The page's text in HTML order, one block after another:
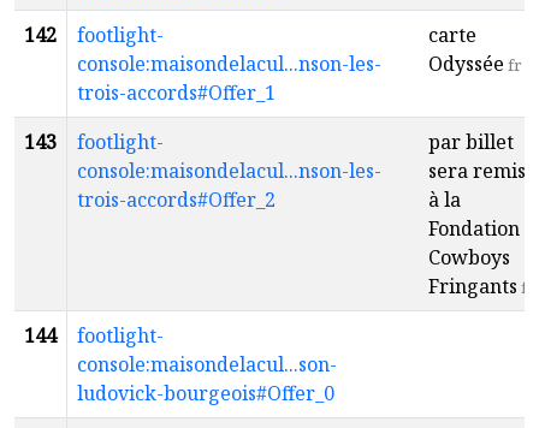
142
footlight-
console:maisondelacul...nson-les-
trois-accords#Offer_1
carte
Odyssée fr
143
footlight-
console:maisondelacul...nson-les-
trois-accords#Offer_2
par billet
sera remis
à la
Fondation
Cowboys
Fringants fr
144
footlight-
console:maisondelacul...son-
ludovick-bourgeois#Offer_0